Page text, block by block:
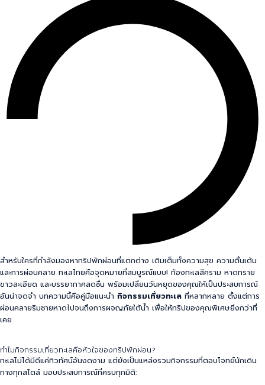
สำหรับใครที่กำลังมองหาทริปพักผ่อนที่แตกต่าง เติมเต็มทั้งความสุข ความตื่นเต้น
และการผ่อนคลาย ทะเลไทยคือจุดหมายที่สมบูรณ์แบบ! ท้องทะเลสีคราม หาดทราย
ขาวละเอียด และบรรยากาศสดชื่น พร้อมเปลี่ยนวันหยุดของคุณให้เป็นประสบการณ์
อันน่าจดจำ บทความนี้คือคู่มือแนะนำ กิจกรรมเที่ยวทะเล ที่หลากหลาย ตั้งแต่การ
ผ่อนคลายริมชายหาดไปจนถึงการผจญภัยใต้น้ำ เพื่อให้ทริปของคุณพิเศษยิ่งกว่าที่
เคย
ทำไมกิจกรรมเที่ยวทะเลคือหัวใจของทริปพักผ่อน?
ทะเลไม่ได้มีดีแค่ทิวทัศน์อันงดงาม แต่ยังเป็นแหล่งรวมกิจกรรมที่ตอบโจทย์นักเดิน
ทางทุกสไตล์ มอบประสบการณ์ที่ครบทุกมิติ: